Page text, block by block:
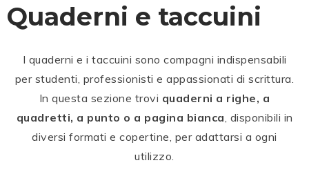
Quaderni e taccuini
I quaderni e i taccuini sono compagni indispensabili
per studenti, professionisti e appassionati di scrittura.
In questa sezione trovi quaderni a righe, a
quadretti, a punto o a pagina bianca , disponibili in
diversi formati e copertine, per adattarsi a ogni
utilizzo.